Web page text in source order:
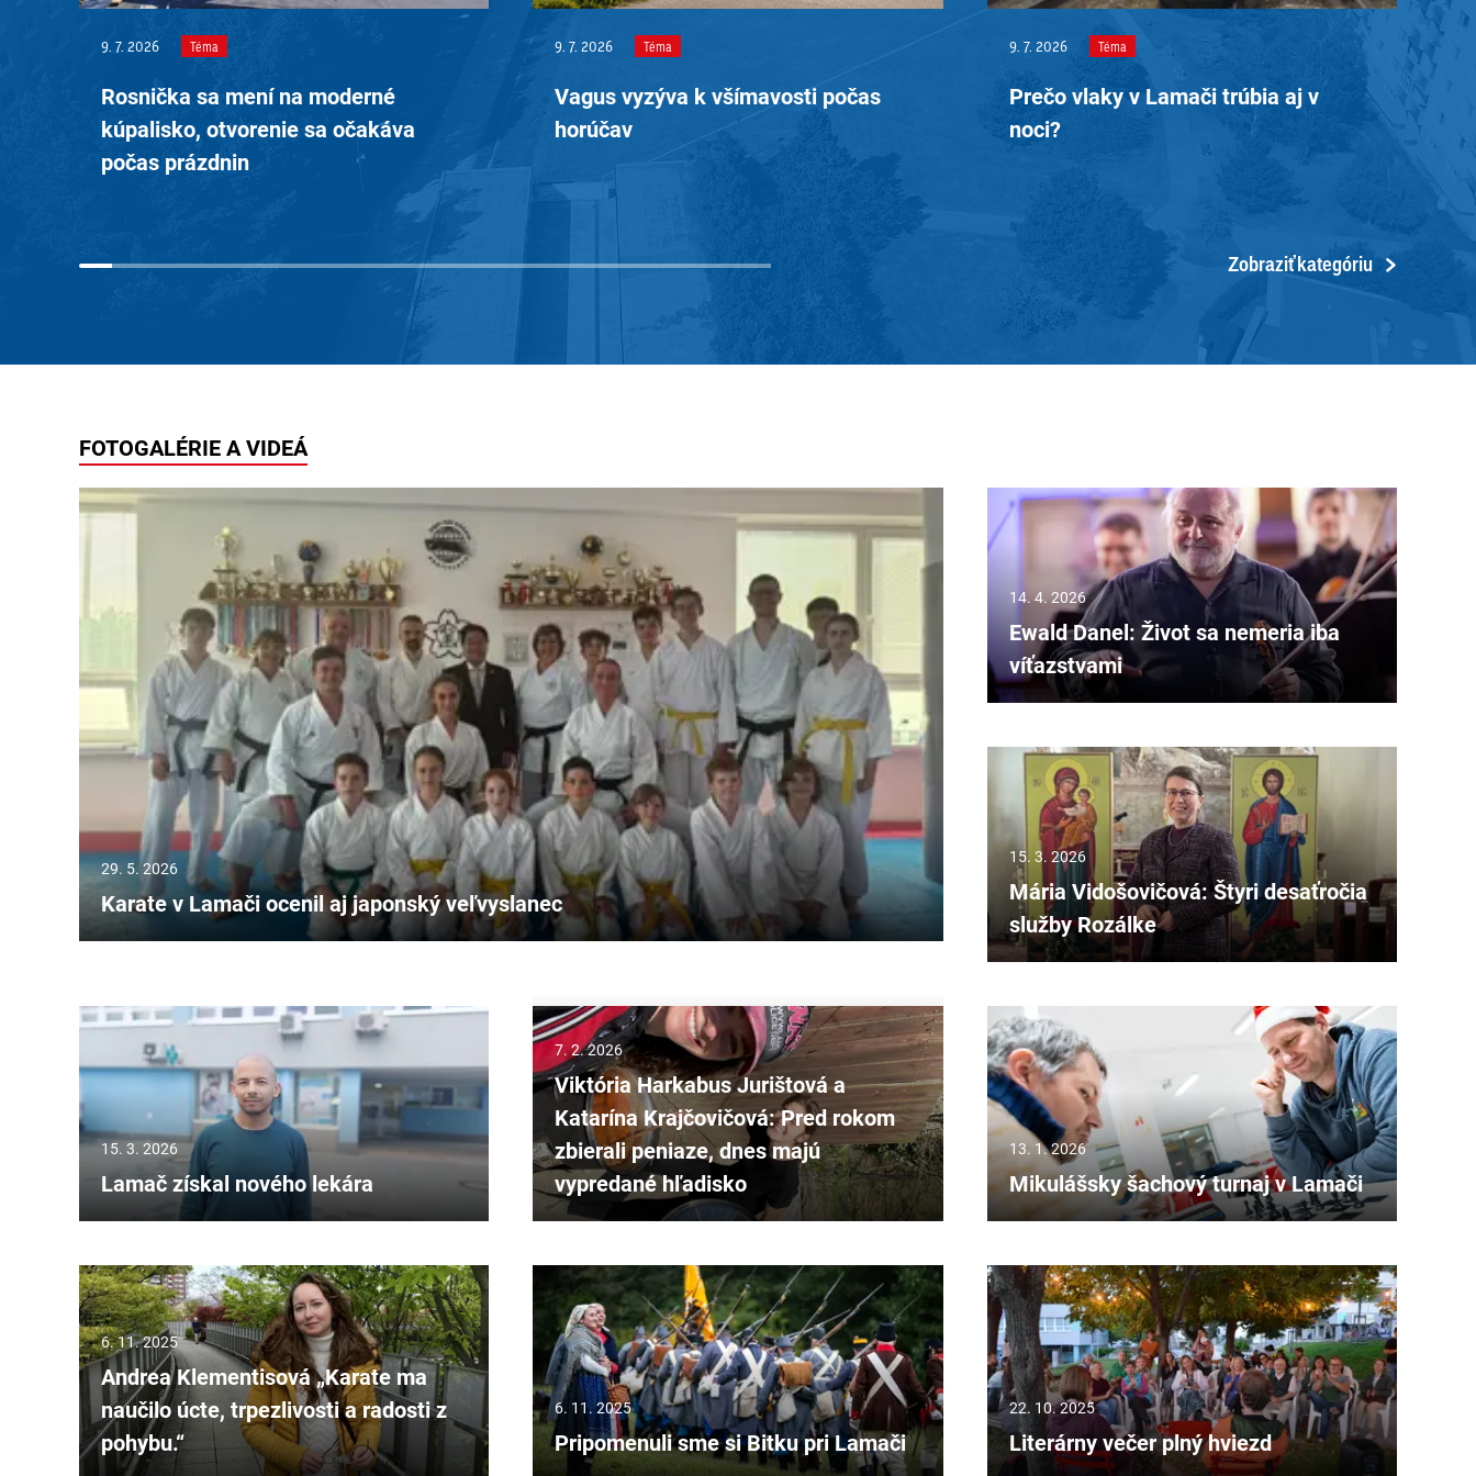
9. 7. 2026 Téma
Rosnička sa mení na moderné
kúpalisko, otvorenie sa očakáva
počas prázdnin
9. 7. 2026 Téma
Vagus vyzýva k všímavosti počas
horúčav
9. 7. 2026 Téma
Prečo vlaky v Lamači trúbia aj v
noci?
Zobraziť kategóriu
FOTOGALÉRIE A VIDEÁ
29. 5. 2026
Karate v Lamači ocenil aj japonský veľvyslanec
14. 4. 2026
Ewald Danel: Život sa nemeria iba
víťazstvami
15. 3. 2026
Mária Vidošovičová: Štyri desaťročia
služby Rozálke
15. 3. 2026
Lamač získal nového lekára
7. 2. 2026
Viktória Harkabus Jurištová a
Katarína Krajčovičová: Pred rokom
zbierali peniaze, dnes majú
vypredané hľadisko
13. 1. 2026
Mikulášsky šachový turnaj v Lamači
6. 11. 2025
Andrea Klementisová „Karate ma
naučilo úcte, trpezlivosti a radosti z
pohybu.“
6. 11. 2025
Pripomenuli sme si Bitku pri Lamači
22. 10. 2025
Literárny večer plný hviezd